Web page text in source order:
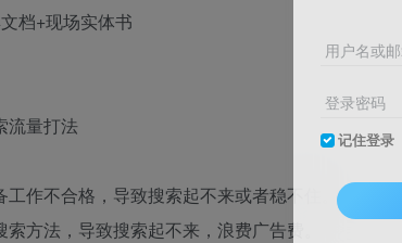
档+现场实体书
流量打法
工作不合格，导致搜索起不来或者稳不住。
方法，导致搜索起不来，浪费广告费。
用户名或
登录密码
记住登录